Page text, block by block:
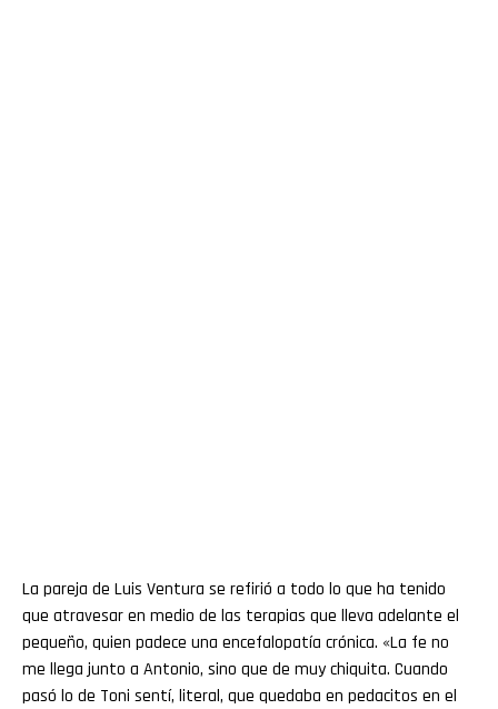
La pareja de Luis Ventura se refirió a todo lo que ha tenido
que atravesar en medio de las terapias que lleva adelante el
pequeño, quien padece una encefalopatía crónica. «La fe no
me llega junto a Antonio, sino que de muy chiquita. Cuando
pasó lo de Toni sentí, literal, que quedaba en pedacitos en el